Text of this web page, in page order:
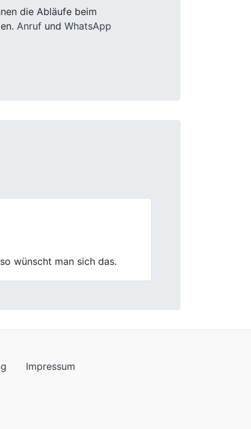
die Abläufe beim
Anruf und WhatsApp
Mitarbeiter waren effizient
Next